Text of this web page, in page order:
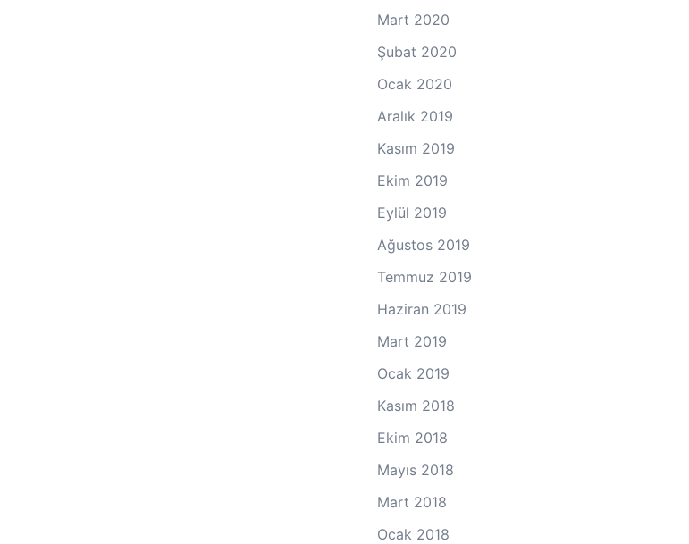
Mart 2020
Şubat 2020
Ocak 2020
Aralık 2019
Kasım 2019
Ekim 2019
Eylül 2019
Ağustos 2019
Temmuz 2019
Haziran 2019
Mart 2019
Ocak 2019
Kasım 2018
Ekim 2018
Mayıs 2018
Mart 2018
Ocak 2018